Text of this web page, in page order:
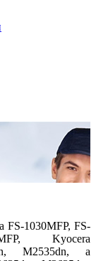
FS-1030MFP, FS-
Kyocera
M2535dn, а